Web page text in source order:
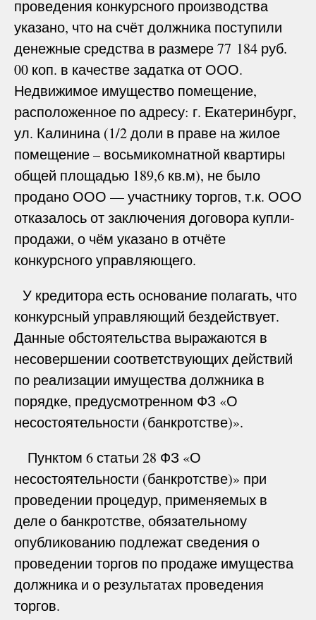
проведения конкурсного производства
указано, что на счёт должника поступили
денежные средства в размере 77 184 руб.
00 коп. в качестве задатка от ООО.
Недвижимое имущество помещение,
расположенное по адресу: г. Екатеринбург,
ул. Калинина (1/2 доли в праве на жилое
помещение – восьмикомнатной квартиры
общей площадью 189,6 кв.м), не было
продано ООО — участнику торгов, т.к. ООО
отказалось от заключения договора купли-
продажи, о чём указано в отчёте
конкурсного управляющего.
У кредитора есть основание полагать, что
конкурсный управляющий бездействует.
Данные обстоятельства выражаются в
несовершении соответствующих действий
по реализации имущества должника в
порядке, предусмотренном ФЗ «О
несостоятельности (банкротстве)».
Пунктом 6 статьи 28 ФЗ «О
несостоятельности (банкротстве)» при
проведении процедур, применяемых в
деле о банкротстве, обязательному
опубликованию подлежат сведения о
проведении торгов по продаже имущества
должника и о результатах проведения
торгов.